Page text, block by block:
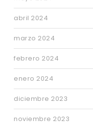
abril 2024
marzo 2024
febrero 2024
enero 2024
diciembre 2023
noviembre 2023